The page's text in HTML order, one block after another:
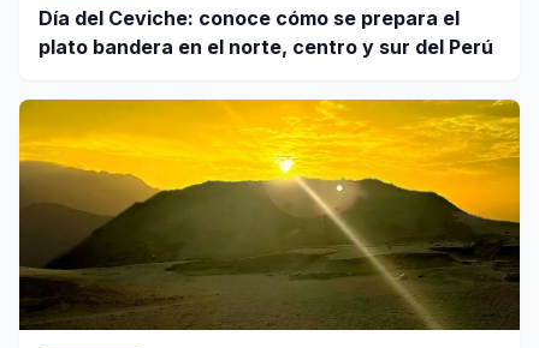
Día del Ceviche: conoce cómo se prepara el
plato bandera en el norte, centro y sur del Perú